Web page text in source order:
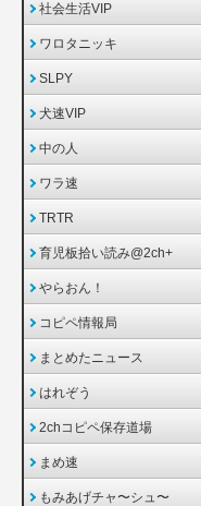
社会生活VIP
ワロタニッキ
SLPY
犬速VIP
中の人
ワラ速
TRTR
育児板拾い読み@2ch+
やらおん！
コピペ情報局
まとめたニュース
はれぞう
2chコピペ保存道場
まめ速
もみあげチャ〜シュ〜